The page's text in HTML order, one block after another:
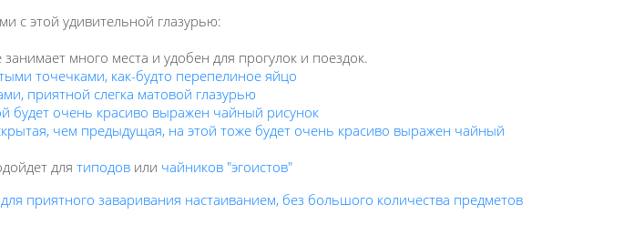
с этой удивительной глазурью:
занимает много места и удобен для прогулок и поездок.
точечками, как-будто перепелиное яйцо
приятной слегка матовой глазурью
будет очень красиво выражен чайный рисунок
чем предыдущая, на этой тоже будет очень красиво выражен чайный
для типодовили чайников "эгоистов"
приятного заваривания настаиванием, без большого количества предметов